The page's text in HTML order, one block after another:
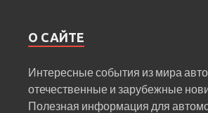
О САЙТЕ
Интересные события из мира
отечественные и зарубежные
Полезная информация для